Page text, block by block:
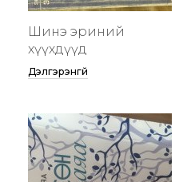
Шинэ эриний
хүүхдүүд
Дэлгэрэнгүй